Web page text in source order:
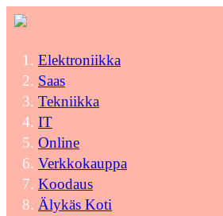
Elektroniikka
Saas
Tekniikka
IT
Online
Verkkokauppa
Koodaus
Älykäs Koti